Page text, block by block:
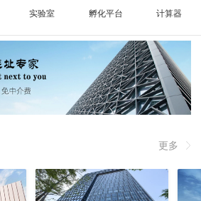
实验室 孵化平台 计算器
更多